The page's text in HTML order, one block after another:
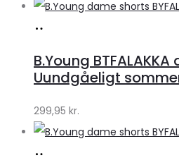
Klædeskabet.dk
B.Young
Uundgåeligt
299,95 kr.